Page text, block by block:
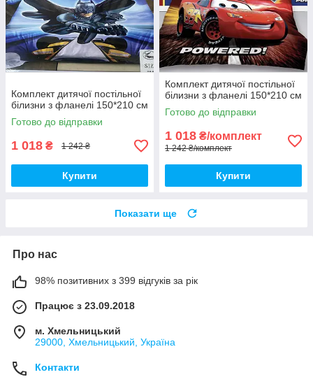
Комплект дитячої постільної
білизни з фланелі 150*210 см
Готово до відправки
1 018 ₴ 1 242 ₴
Купити
Комплект дитячої постільної
білизни з фланелі 150*210 см
Готово до відправки
1 018 ₴/комплект
1 242 ₴/комплект
Купити
Показати ще
Про нас
98% позитивних з 399 відгуків за рік
Працює з 23.09.2018
м. Хмельницький
29000, Хмельницький, Україна
Контакти